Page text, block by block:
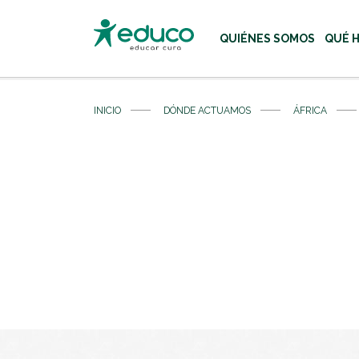
Usa las teclas Tab o
QUIÉNES SOMOS QUÉ
INICIO DÓNDE ACTUAMOS ÁFRICA